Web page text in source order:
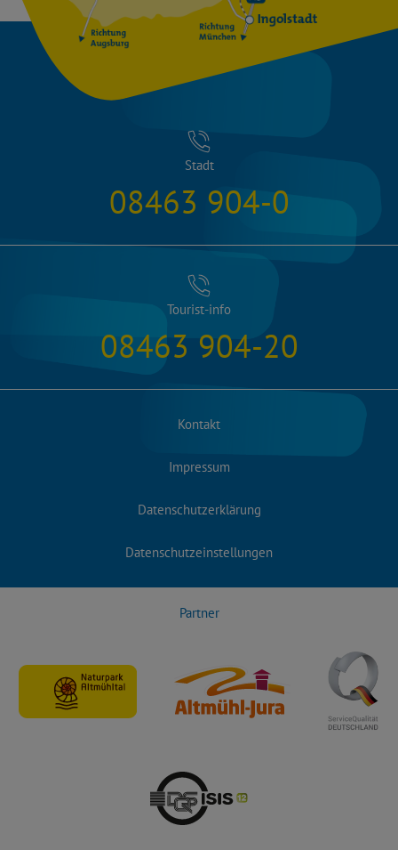
Stadt
08463 904-0
Tourist-info
08463 904-20
Kontakt
Impressum
Datenschutzerklärung
Datenschutzeinstellungen
Partner